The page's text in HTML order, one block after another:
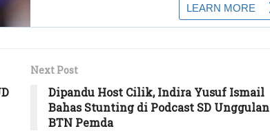
Next Post
Dipandu Host Cilik, Indira Yusuf Ismail
Bahas Stunting di Podcast SD Unggulan
BTN Pemda